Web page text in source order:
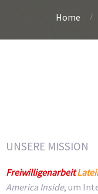
Home
UNSERE MISSION
Freiwilligenarbeit
America Inside, um